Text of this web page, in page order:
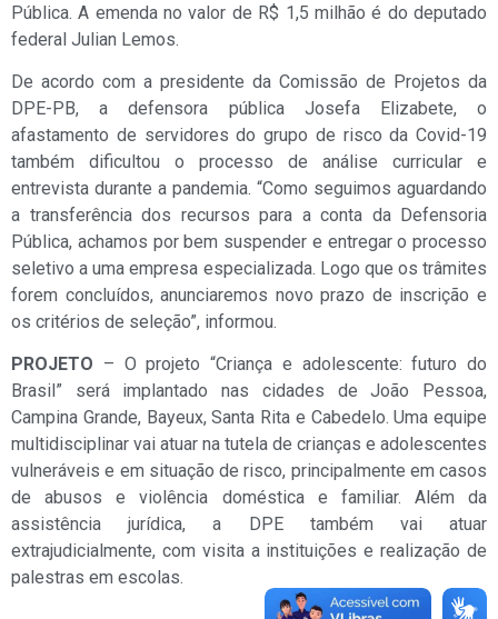
Pública. A emenda no valor de R$ 1,5 milhão é do deputado
federal Julian Lemos.
De acordo com a presidente da Comissão de Projetos da
DPE-PB, a defensora pública Josefa Elizabete, o
afastamento de servidores do grupo de risco da Covid-19
também dificultou o processo de análise curricular e
entrevista durante a pandemia. “Como seguimos aguardando
a transferência dos recursos para a conta da Defensoria
Pública, achamos por bem suspender e entregar o processo
seletivo a uma empresa especializada. Logo que os trâmites
forem concluídos, anunciaremos novo prazo de inscrição e
os critérios de seleção”, informou.
PROJETO – O projeto “Criança e adolescente: futuro do
Brasil” será implantado nas cidades de João Pessoa,
Campina Grande, Bayeux, Santa Rita e Cabedelo. Uma equipe
multidisciplinar vai atuar na tutela de crianças e adolescentes
vulneráveis e em situação de risco, principalmente em casos
de abusos e violência doméstica e familiar. Além da
assistência jurídica, a DPE também vai atuar
extrajudicialmente, com visita a instituições e realização de
palestras em escolas.